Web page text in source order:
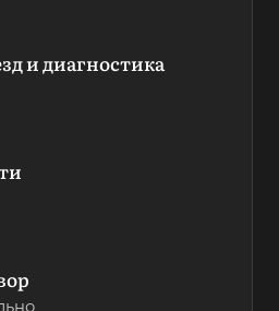
и диагностика